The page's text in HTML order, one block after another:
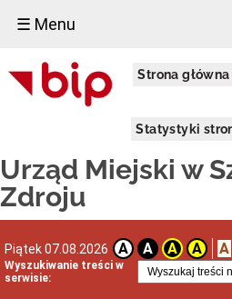
☰ Menu
Strona główna
Statystyki
Urząd Miejski w
Zdroju
Piątek 07.08.2026 A A A A A
Wyszukiwanie treści w
serwisie:
Urząd
Miejski
Aktualności
Dni
i
godziny
otwarcia
telefonów
Kierownictwo